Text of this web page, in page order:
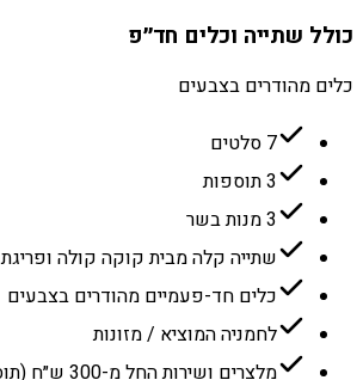
כולל שתייה וכלים חד״פ
כלים מהודרים בצבעים
7 סלטים
3 תוספות
3 מנות בשר
שתייה קלה מבית קוקה קולה ופריגת
כלים חד-פעמיים מהודרים בצבעים
לחמניה המוציא / מזונות
מלצרים ושירות החל מ-300 ש״ח (תוספת)